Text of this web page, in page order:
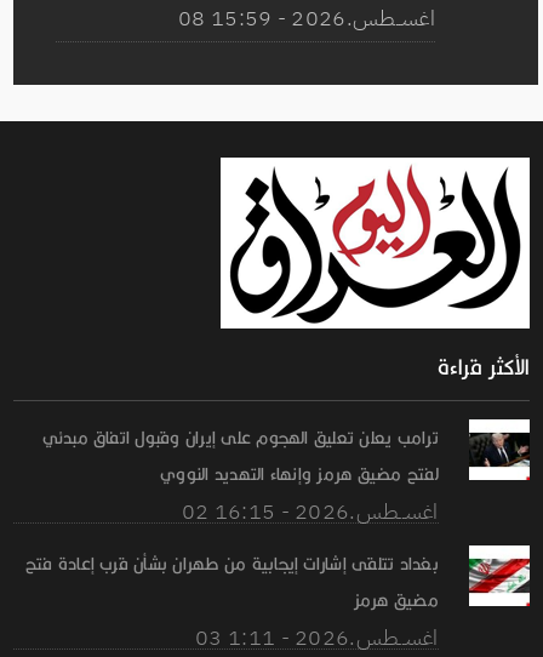
08 اغســطس.2026 - 15:59
الأكثر قراءة
ترامب يعلن تعليق الهجوم على إيران وقبول اتفاق مبدئي
لفتح مضيق هرمز وإنهاء التهديد النووي
02 اغســطس.2026 - 16:15
بغداد تتلقى إشارات إيجابية من طهران بشأن قرب إعادة فتح
مضيق هرمز
03 اغســطس.2026 - 1:11